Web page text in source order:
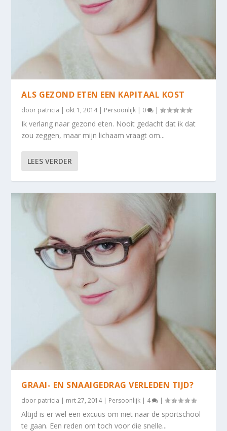
ALS GEZOND ETEN EEN KAPITAAL KOST
door patricia | okt 1, 2014| Persoonlijk | 0 |
Ik verlang naar gezond eten. Nooit gedacht dat ik dat
zou zeggen, maar mijn lichaam vraagt om...
LEES VERDER
GRAAI- EN SNAAIGEDRAG VERLEDEN TIJD?
door patricia | mrt 27, 2014| Persoonlijk | 4 |
Altijd is er wel een excuus om niet naar de sportschool
te gaan. Een reden om toch voor die snelle...